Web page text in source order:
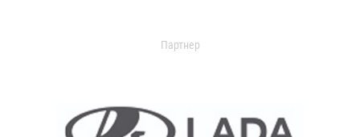
Партнер